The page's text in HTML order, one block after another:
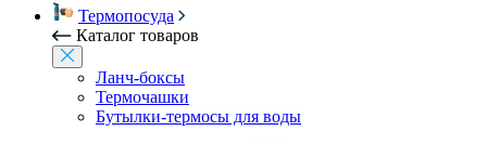
Термопосуда
Каталог товаров
Ланч-боксы
Термочашки
Бутылки-термосы для воды